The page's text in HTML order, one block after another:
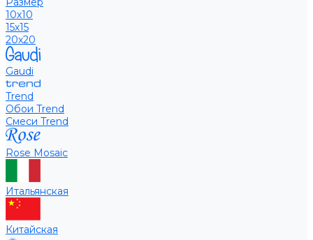
10х10
15х15
20х20
Gaudi
Trend
Обои Trend
Смеси Trend
Rose Mosaic
Итальянская
Китайская